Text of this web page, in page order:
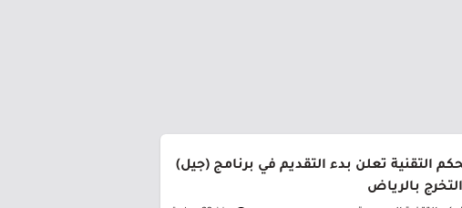
التقنية تعلن بدء التقديم في برنامج (جيل)
بالرياض